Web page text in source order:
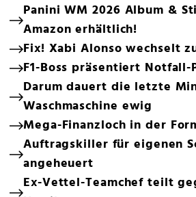
Panini WM 2026 Album &
Amazon erhältlich!
Fix! Xabi Alonso wechselt
F1-Boss präsentiert Notfall-
Darum dauert die letzte
Waschmaschine ewig
Mega-Finanzloch in der
Auftragskiller für eigenen
angeheuert
Ex-Vettel-Teamchef teilt